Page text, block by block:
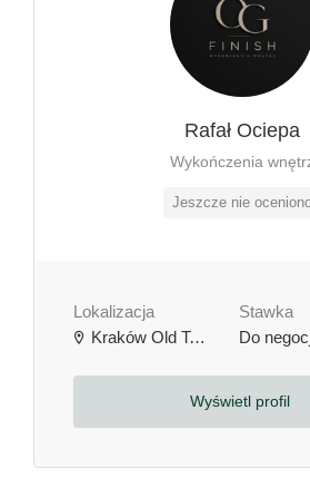
Rafał Ociepa
Wykończenia
Jeszcze nie
Lokalizacja
Kraków Old Town, Kraków, Polska
Stawka
Do
Wyświetl profil